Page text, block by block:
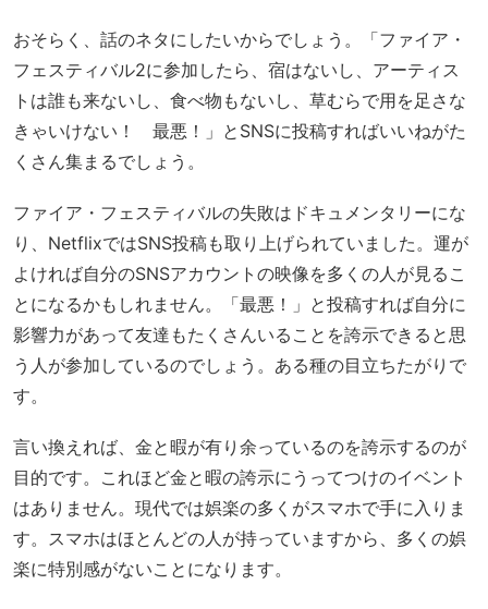
おそらく、話のネタにしたいからでしょう。「ファイア・
フェスティバル2に参加したら、宿はないし、アーティス
トは誰も来ないし、食べ物もないし、草むらで用を足さな
きゃいけない！ 最悪！」とSNSに投稿すればいいねがた
くさん集まるでしょう。
ファイア・フェスティバルの失敗はドキュメンタリーにな
り、NetflixではSNS投稿も取り上げられていました。運が
よければ自分のSNSアカウントの映像を多くの人が見るこ
とになるかもしれません。「最悪！」と投稿すれば自分に
影響力があって友達もたくさんいることを誇示できると思
う人が参加しているのでしょう。ある種の目立ちたがりで
す。
言い換えれば、金と暇が有り余っているのを誇示するのが
目的です。これほど金と暇の誇示にうってつけのイベント
はありません。現代では娯楽の多くがスマホで手に入りま
す。スマホはほとんどの人が持っていますから、多くの娯
楽に特別感がないことになります。